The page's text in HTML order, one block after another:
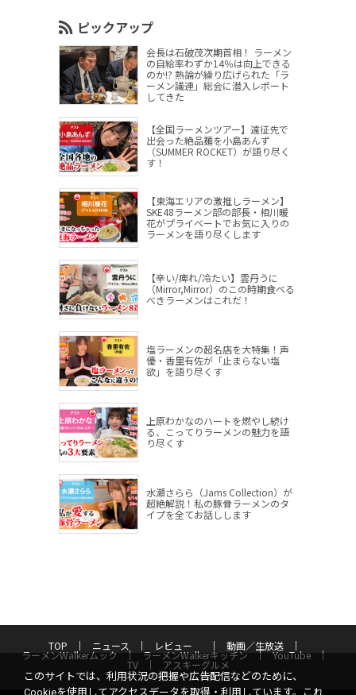
ピックアップ
会長は石破茂次期首相！ ラーメン
の自給率わずか14％は向上できる
のか!? 熱論が繰り広げられた「ラ
ーメン議連」総会に潜入レポート
してきた
【全国ラーメンツアー】遠征先で
出会った絶品麺を小島あんず
（SUMMER ROCKET）が語り尽く
す！
【東海エリアの激推しラーメン】
SKE48ラーメン部の部長・相川暖
花がプライベートでお気に入りの
ラーメンを語り尽くします
【辛い/痺れ/冷たい】雲丹うに
（Mirror,Mirror）のこの時期食べる
べきラーメンはこれだ！
塩ラーメンの超名店を大特集！声
優・香里有佐が「止まらない塩
欲」を語り尽くす
上原わかなのハートを燃やし続け
る、こってりラーメンの魅力を語
り尽くす
水瀬さらら（Jams Collection）が
超絶解説！私の豚骨ラーメンのタ
イプを全てお話しします
TOP ニュース レビュー 動画／生放送
ラーメンWalkerムック ラーメンWalkerキッチン YouTube
TV アスキーグルメ
このサイトでは、利用状況の把握や広告配信などのために、
Cookieを使用してアクセスデータを取得・利用しています。これ